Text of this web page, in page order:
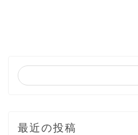
最近の投稿